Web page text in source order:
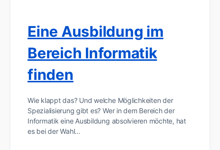
Eine Ausbildung im
Bereich Informatik
finden
Wie klappt das? Und welche Möglichkeiten der
Spezialisierung gibt es? Wer in dem Bereich der
Informatik eine Ausbildung absolvieren möchte, hat
es bei der Wahl…